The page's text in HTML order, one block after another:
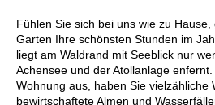
Fühlen Sie sich bei uns wie zu
Garten Ihre schönsten Stunden im
liegt am Waldrand mit Seeblick nur
Achensee und der Atollanlage
Wohnung aus, haben Sie vielzähliche
bewirtschaftete Almen und